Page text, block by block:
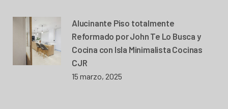
Alucinante Piso totalmente
Reformado por John Te Lo Busca y
Cocina con Isla Minimalista Cocinas
CJR
15 marzo, 2025